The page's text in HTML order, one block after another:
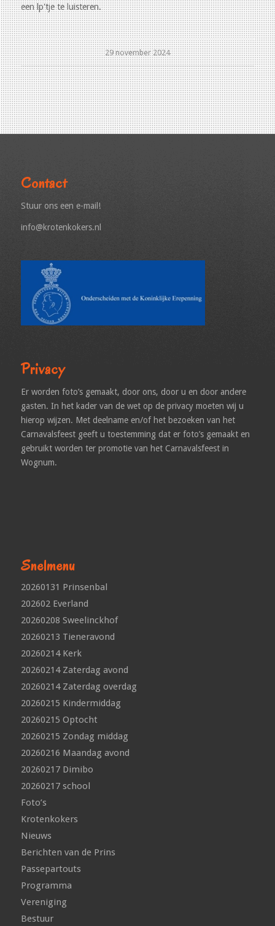
een lp'tje te luisteren.
29 november 2024
Contact
Stuur ons een e-mail!
info@krotenkokers.nl
Privacy
Er worden foto’s gemaakt, door ons, door u en door andere
gasten. In het kader van de wet op de privacy moeten wij u
hierop wijzen. Met deelname en/of het bezoeken van het
Carnavalsfeest geeft u toestemming dat er foto’s gemaakt en
gebruikt worden ter promotie van het Carnavalsfeest in
Wognum.
Snelmenu
20260131 Prinsenbal
202602 Everland
20260208 Sweelinckhof
20260213 Tieneravond
20260214 Kerk
20260214 Zaterdag avond
20260214 Zaterdag overdag
20260215 Kindermiddag
20260215 Optocht
20260215 Zondag middag
20260216 Maandag avond
20260217 Dimibo
20260217 school
Foto’s
Krotenkokers
Nieuws
Berichten van de Prins
Passepartouts
Programma
Vereniging
Bestuur